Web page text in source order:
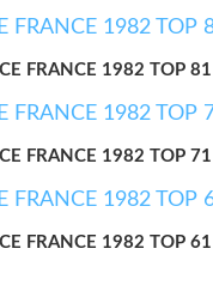
FRANCE 1982 TOP
FRANCE 1982 TOP
FRANCE 1982 TOP